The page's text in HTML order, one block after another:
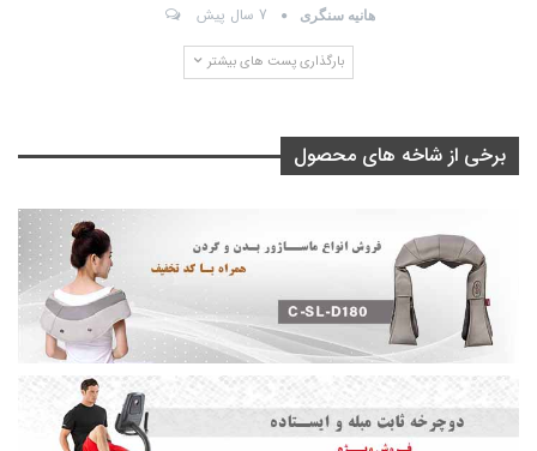
هانیه سنگری 7 سال پیش
بارگذاری پست های بیشتر
برخی از شاخه های محصول